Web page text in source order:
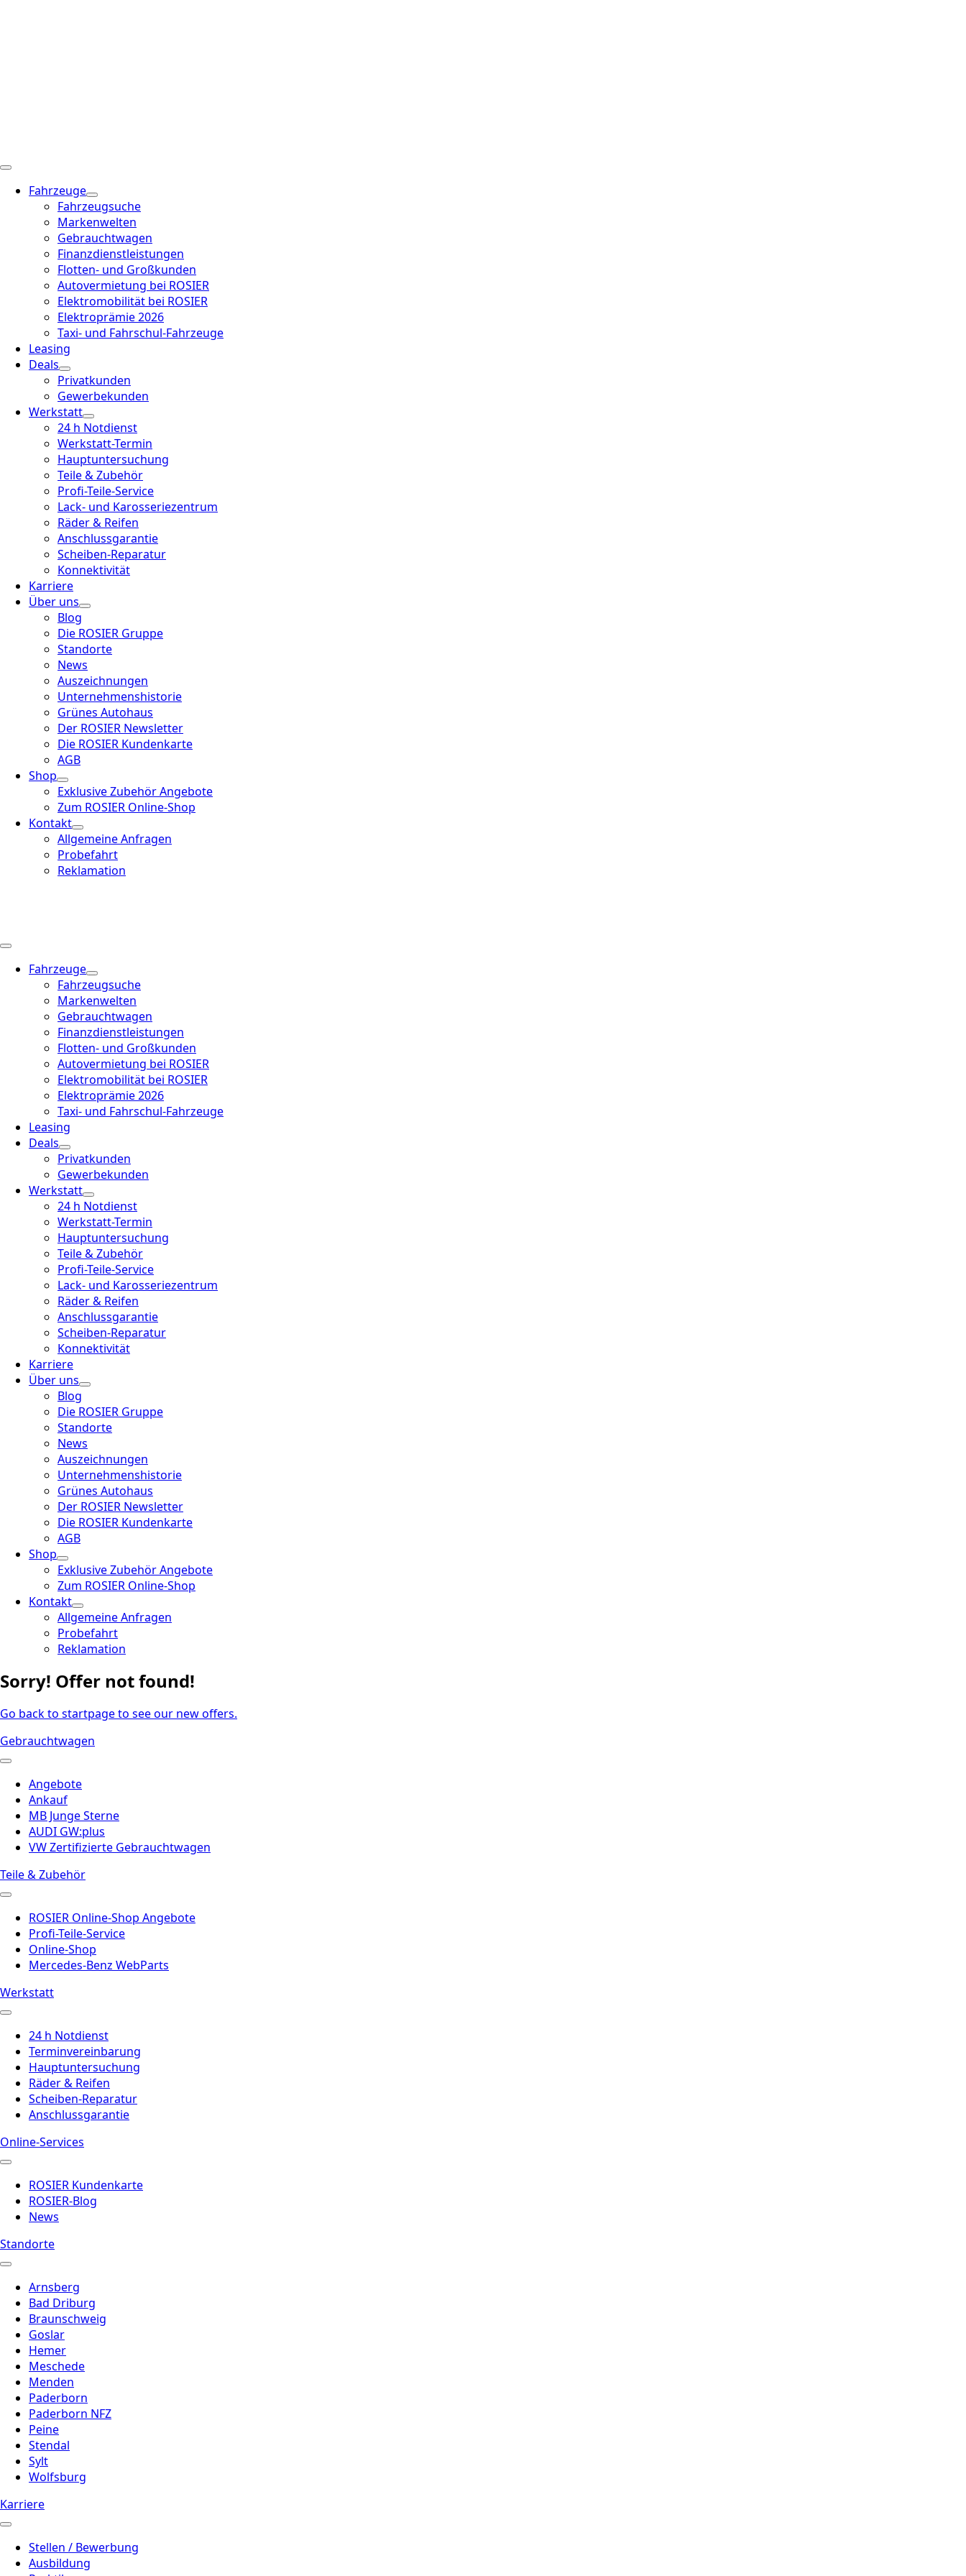
Fahrzeuge
Fahrzeugsuche
Markenwelten
Gebrauchtwagen
Finanzdienstleistungen
Flotten- und Großkunden
Autovermietung bei ROSIER
Elektromobilität bei ROSIER
Elektroprämie 2026
Taxi- und Fahrschul-Fahrzeuge
Leasing
Deals
Privatkunden
Gewerbekunden
Werkstatt
24 h Notdienst
Werkstatt-Termin
Hauptuntersuchung
Teile & Zubehör
Profi-Teile-Service
Lack- und Karosseriezentrum
Räder & Reifen
Anschlussgarantie
Scheiben-Reparatur
Konnektivität
Karriere
Über uns
Blog
Die ROSIER Gruppe
Standorte
News
Auszeichnungen
Unternehmenshistorie
Grünes Autohaus
Der ROSIER Newsletter
Die ROSIER Kundenkarte
AGB
Shop
Exklusive Zubehör Angebote
Zum ROSIER Online-Shop
Kontakt
Allgemeine Anfragen
Probefahrt
Reklamation
Fahrzeuge
Fahrzeugsuche
Markenwelten
Gebrauchtwagen
Finanzdienstleistungen
Flotten- und Großkunden
Autovermietung bei ROSIER
Elektromobilität bei ROSIER
Elektroprämie 2026
Taxi- und Fahrschul-Fahrzeuge
Leasing
Deals
Privatkunden
Gewerbekunden
Werkstatt
24 h Notdienst
Werkstatt-Termin
Hauptuntersuchung
Teile & Zubehör
Profi-Teile-Service
Lack- und Karosseriezentrum
Räder & Reifen
Anschlussgarantie
Scheiben-Reparatur
Konnektivität
Karriere
Über uns
Blog
Die ROSIER Gruppe
Standorte
News
Auszeichnungen
Unternehmenshistorie
Grünes Autohaus
Der ROSIER Newsletter
Die ROSIER Kundenkarte
AGB
Shop
Exklusive Zubehör Angebote
Zum ROSIER Online-Shop
Kontakt
Allgemeine Anfragen
Probefahrt
Reklamation
Sorry! Offer not found!
Go back to startpage to see our new offers.
Gebrauchtwagen
Angebote
Ankauf
MB Junge Sterne
AUDI GW:plus
VW Zertifizierte Gebrauchtwagen
Teile & Zubehör
ROSIER Online-Shop Angebote
Profi-Teile-Service
Online-Shop
Mercedes-Benz WebParts
Werkstatt
24 h Notdienst
Terminvereinbarung
Hauptuntersuchung
Räder & Reifen
Scheiben-Reparatur
Anschlussgarantie
Online-Services
ROSIER Kundenkarte
ROSIER-Blog
News
Standorte
Arnsberg
Bad Driburg
Braunschweig
Goslar
Hemer
Meschede
Menden
Paderborn
Paderborn NFZ
Peine
Stendal
Sylt
Wolfsburg
Karriere
Stellen / Bewerbung
Ausbildung